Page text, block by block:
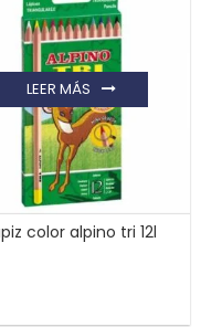
color alpino tri 12l
LEER MÁS